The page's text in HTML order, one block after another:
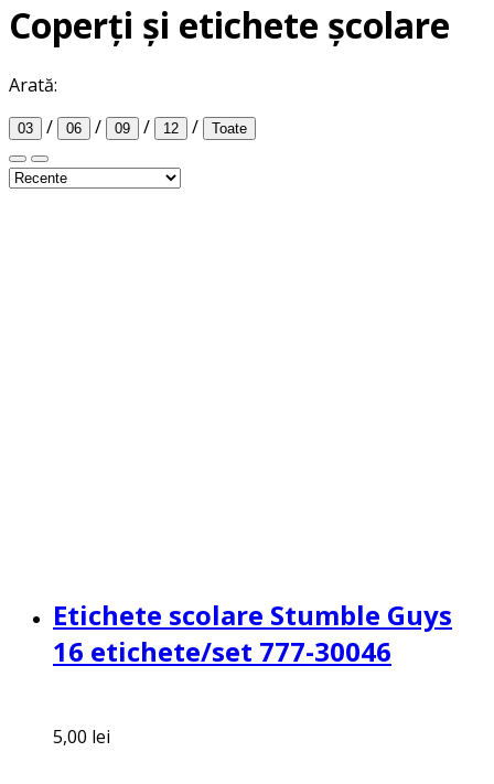
Coperți și etichete școlare
Arată:
03 / 06 / 09 / 12 / Toate
Etichete scolare Stumble Guys
16 etichete/set 777-30046
5,00 lei